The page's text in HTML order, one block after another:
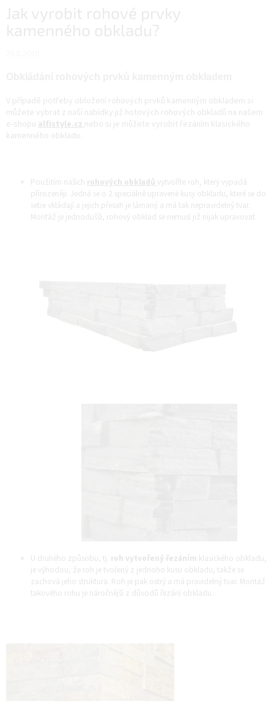
V případě potřeby obložení rohových prvků kamenným obkladem si
můžete vybrat z naší nabídky již hotových rohových obkladů na našem
e-shopu alfistyle.cz nebo si je můžete vyrobit řezáním klasického
kamenného obkladu.
Použitím našich rohových obkladů vytvoříte roh, který vypadá
přirozeněji. Jedná se o 2 speciálně upravené kusy obkladu, které se do
sebe vkládají a jejich přesah je lámaný a má tak nepravidelný tvar.
Montáž je jednodušší, rohový obklad se nemusí již nijak upravovat.
U druhého způsobu, tj. roh vytvořený řezáním klasického obkladu,
je výhodou, že roh je tvořený z jednoho kusu obkladu, takže se
zachová jeho struktura. Roh je pak ostrý a má pravidelný tvar. Montáž
takového rohu je náročnější z důvodů řezání obkladu.